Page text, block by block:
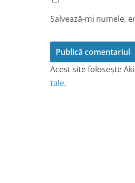
Salvează-mi numele,
Acest site folosește
tale.